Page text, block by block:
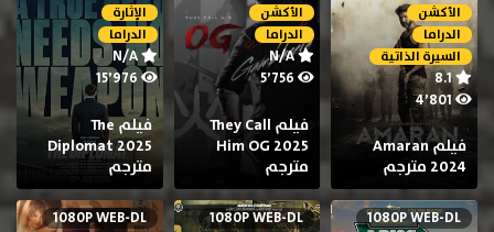
الأكشن
الدراما
السيرة الذاتية
8.1
4٬801
فيلم Amaran
2024 مترجم
الأكشن
الدراما
N/A
5٬756
فيلم They Call
Him OG 2025
مترجم
الإثارة
الدراما
N/A
فيلم The
Diplomat 2025
مترجم
1080P WEB-DL
1080P WEB-DL
1080P WEB-DL